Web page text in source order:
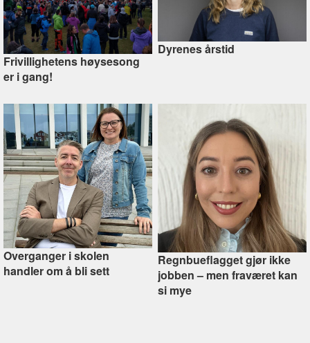
Frivillighetens høysesong
er i gang!
Dyrenes årstid
Overganger i skolen
handler om å bli sett
Regnbueflagget gjør ikke
jobben –⁠ men fraværet kan
si mye